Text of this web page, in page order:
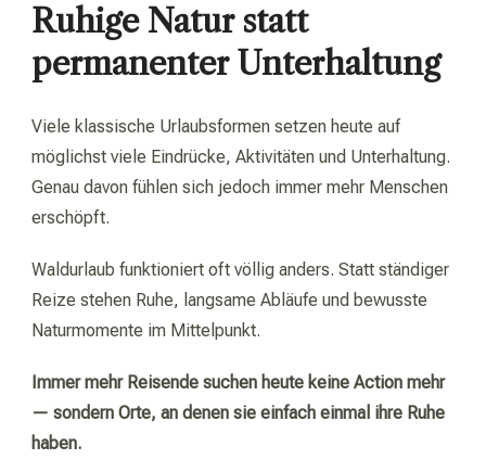
Ruhige Natur statt
permanenter Unterhaltung
Viele klassische Urlaubsformen setzen heute auf
möglichst viele Eindrücke, Aktivitäten und Unterhaltung.
Genau davon fühlen sich jedoch immer mehr Menschen
erschöpft.
Waldurlaub funktioniert oft völlig anders. Statt ständiger
Reize stehen Ruhe, langsame Abläufe und bewusste
Naturmomente im Mittelpunkt.
Immer mehr Reisende suchen heute keine Action mehr
— sondern Orte, an denen sie einfach einmal ihre Ruhe
haben.